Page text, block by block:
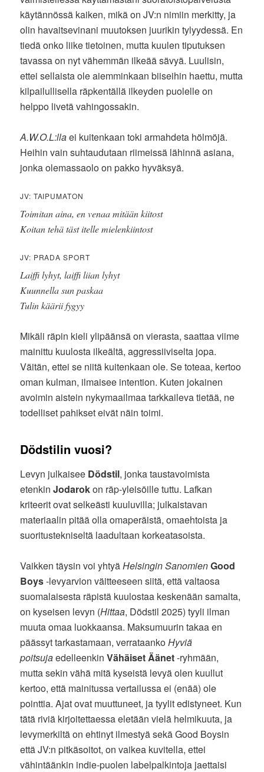
käytännössä kaiken, mikä on JV:n nimiin merkitty, ja
olin havaitsevinani muutoksen juurikin tylyydessä. En
tiedä onko liike tietoinen, mutta kuulen tiputuksen
tavassa on nyt vähemmän ilkeää sävyä. Luulisin,
ettei sellaista ole aiemminkaan biiseihin haettu, mutta
kilpailullisella räpkentällä ilkeyden puolelle on
helppo livetä vahingossakin.
A.W.O.L:llaei kuitenkaan toki armahdeta hölmöjä.
Heihin vain suhtaudutaan riimeissä lähinnä asiana,
jonka olemassaolo on pakko hyväksyä.
JV: TAIPUMATON
Toimitan aina, en venaa mitään kiitost
Koitan tehä täst itelle mielenkiintost
JV: PRADA SPORT
Laiffi lyhyt, laiffi liian lyhyt
Kuunnella sun paskaa
Tulin käärii fygyy
Mikäli räpin kieli ylipäänsä on vierasta, saattaa viime
mainittu kuulosta ilkeältä, aggressiiviselta jopa.
Väitän, ettei se niitä kuitenkaan ole. Se toteaa, kertoo
oman kulman, ilmaisee intention. Kuten jokainen
avoimin aistein nykymaailmaa tarkkaileva tietää, ne
todelliset pahikset eivät näin toimi.
Dödstilin vuosi?
Levyn julkaisee Dödstil, jonka taustavoimista
etenkinJodarokon räp-yleisöille tuttu. Lafkan
kriteerit ovat selkeästi kuuluvilla; julkaistavan
materiaalin pitää olla omaperäistä, omaehtoista ja
suoritustekniseltä laadultaan korkeatasoista.
Vaikken täysin voi yhtyäHelsingin SanomienGood
Boys-levyarvion väitteeseen siitä, että valtaosa
suomalaisesta räpistä kuulostaa keskenään samalta,
on kyseisen levyn (Hittaa, Dödstil 2025) tyyli ilman
muuta omaa luokkaansa. Maksumuurin takaa en
päässyt tarkastamaan, verrataankoHyviä
poitsujaedelleenkinVähäiset Äänet-ryhmään,
mutta sekin vähä mitä kyseistä levyä olen kuullut
kertoo, että mainitussa vertailussa ei (enää) ole
pointtia. Ajat ovat muuttuneet, ja tyylit edistyneet. Kun
tätä riviä kirjoitettaessa eletään vielä helmikuuta, ja
levymerkiltä on ehtinyt ilmestyä sekä Good Boysin
että JV:n pitkäsoitot, on vaikea kuvitella, ettei
vähintäänkin indie-puolen labelpalkintoja jaettaisi